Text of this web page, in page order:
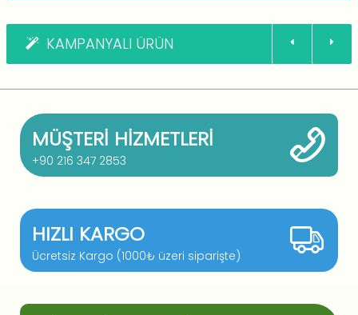
KAMPANYALI ÜRÜN
MÜŞTERI HIZMETLERI
+90 216 347 2853
HIZLI KARGO
Ücretsiz Kargo (1000₺ üzeri siparişte)